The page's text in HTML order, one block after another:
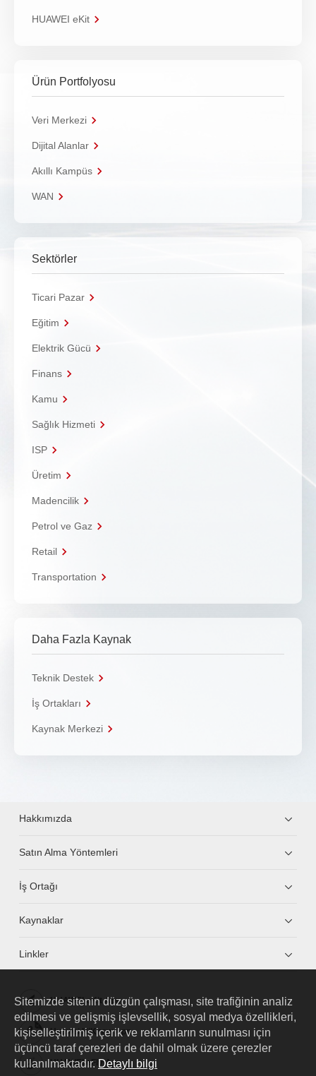
HUAWEI eKit
Ürün Portfolyosu
Veri Merkezi
Dijital Alanlar
Akıllı Kampüs
WAN
Sektörler
Ticari Pazar
Eğitim
Elektrik Gücü
Finans
Kamu
Sağlık Hizmeti
ISP
Üretim
Madencilik
Petrol ve Gaz
Retail
Transportation
Daha Fazla Kaynak
Teknik Destek
İş Ortakları
Kaynak Merkezi
Hakkımızda
Satın Alma Yöntemleri
İş Ortağı
Kaynaklar
Linkler
HUAWEI eKit App
Huawei HiKnow App
HUAWEI eFly App
Sitemizde sitenin düzgün çalışması, site trafiğinin analiz
edilmesi ve gelişmiş işlevsellik, sosyal medya özellikleri,
kişiselleştirilmiş içerik ve reklamların sunulması için
üçüncü taraf çerezleri de dahil olmak üzere çerezler
kullanılmaktadır. Detaylı bilgi